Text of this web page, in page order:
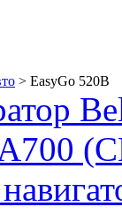
> EasyGo 520B